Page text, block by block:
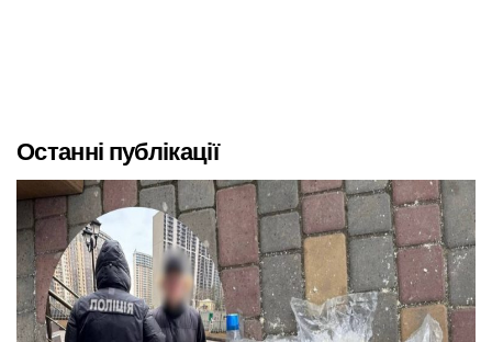
Останні публікації